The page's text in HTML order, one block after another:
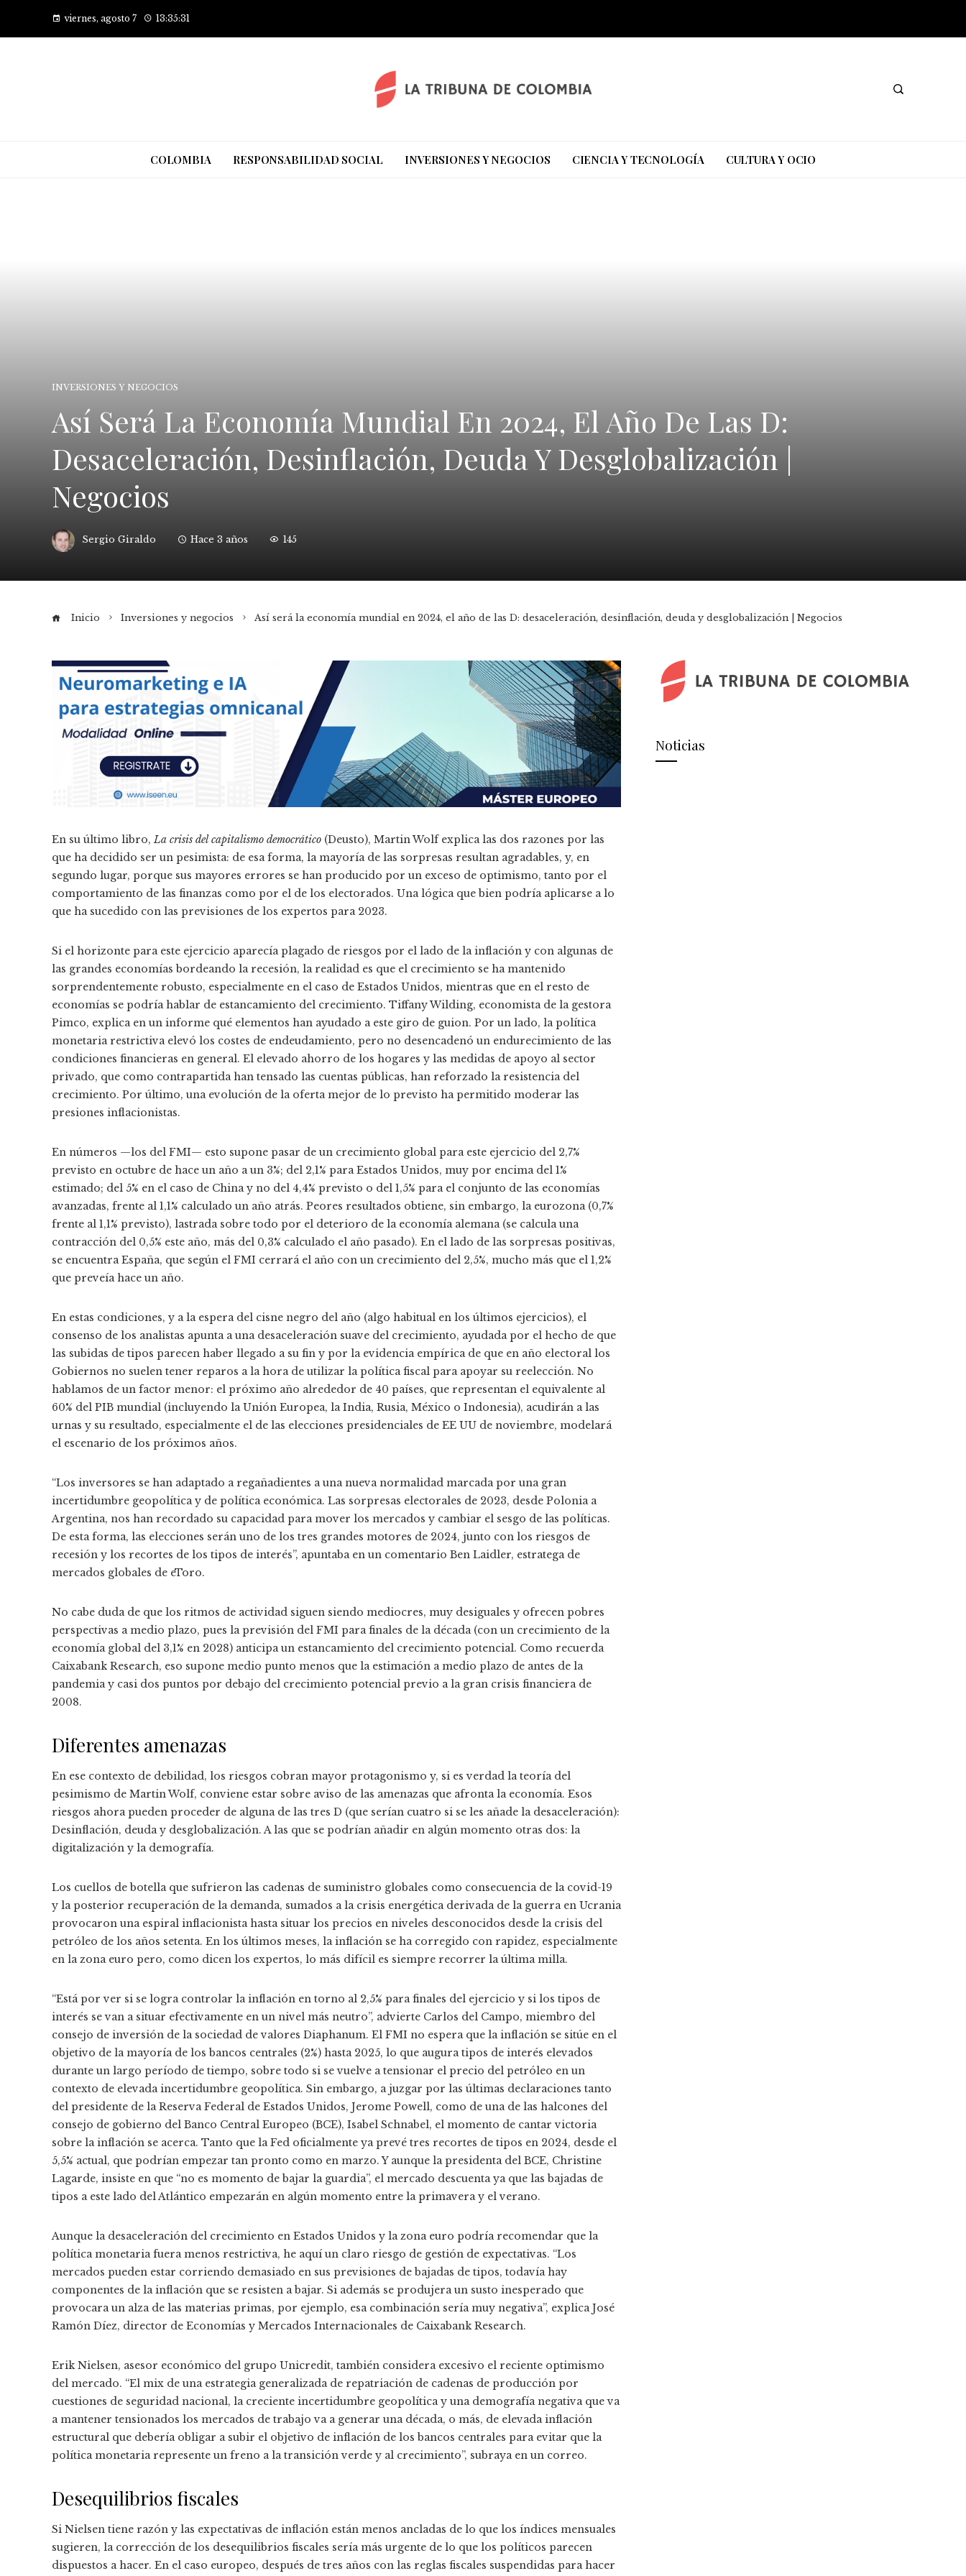
viernes, agosto 7 13:35:32
COLOMBIA RESPONSABILIDAD SOCIAL INVERSIONES Y NEGOCIOS CIENCIA Y TECNOLOGÍA CULTURA Y OCIO
INVERSIONES Y NEGOCIOS
Así Será La Economía Mundial En 2024, El Año De Las D:
Desaceleración, Desinflación, Deuda Y Desglobalización |
Negocios
Sergio Giraldo Hace 3 años 145
Inicio Inversiones y negocios Así será la economía mundial en 2024, el año de las D: desaceleración, desinflación, deuda y desglobalización | Negocios
En su último libro,La crisis del capitalismo democrático (Deusto), Martin Wolf explica las dos razones por las
que ha decidido ser un pesimista: de esa forma, la mayoría de las sorpresas resultan agradables, y, en
segundo lugar, porque sus mayores errores se han producido por un exceso de optimismo, tanto por el
comportamiento de las finanzas como por el de los electorados. Una lógica que bien podría aplicarse a lo
que ha sucedido con las previsiones de los expertos para 2023.
Si el horizonte para este ejercicio aparecía plagado de riesgos por el lado de la inflación y con algunas de
las grandes economías bordeando la recesión, la realidad es que el crecimiento se ha mantenido
sorprendentemente robusto, especialmente en el caso de Estados Unidos, mientras que en el resto de
economías se podría hablar de estancamiento del crecimiento. Tiffany Wilding, economista de la gestora
Pimco, explica en un informe qué elementos han ayudado a este giro de guion. Por un lado, la política
monetaria restrictiva elevó los costes de endeudamiento, pero no desencadenó un endurecimiento de las
condiciones financieras en general. El elevado ahorro de los hogares y las medidas de apoyo al sector
privado, que como contrapartida han tensado las cuentas públicas, han reforzado la resistencia del
crecimiento. Por último, una evolución de la oferta mejor de lo previsto ha permitido moderar las
presiones inflacionistas.
En números —los del FMI— esto supone pasar de un crecimiento global para este ejercicio del 2,7%
previsto en octubre de hace un año a un 3%; del 2,1% para Estados Unidos, muy por encima del 1%
estimado; del 5% en el caso de China y no del 4,4% previsto o del 1,5% para el conjunto de las economías
avanzadas, frente al 1,1% calculado un año atrás. Peores resultados obtiene, sin embargo, la eurozona (0,7%
frente al 1,1% previsto), lastrada sobre todo por el deterioro de la economía alemana (se calcula una
contracción del 0,5% este año, más del 0,3% calculado el año pasado). En el lado de las sorpresas positivas,
se encuentra España, que según el FMI cerrará el año con un crecimiento del 2,5%, mucho más que el 1,2%
que preveía hace un año.
En estas condiciones, y a la espera del cisne negro del año (algo habitual en los últimos ejercicios), el
consenso de los analistas apunta a una desaceleración suave del crecimiento, ayudada por el hecho de que
las subidas de tipos parecen haber llegado a su fin y por la evidencia empírica de que en año electoral los
Gobiernos no suelen tener reparos a la hora de utilizar la política fiscal para apoyar su reelección. No
hablamos de un factor menor: el próximo año alrededor de 40 países, que representan el equivalente al
60% del PIB mundial (incluyendo la Unión Europea, la India, Rusia, México o Indonesia), acudirán a las
urnas y su resultado, especialmente el de las elecciones presidenciales de EE UU de noviembre, modelará
el escenario de los próximos años.
“Los inversores se han adaptado a regañadientes a una nueva normalidad marcada por una gran
incertidumbre geopolítica y de política económica. Las sorpresas electorales de 2023, desde Polonia a
Argentina, nos han recordado su capacidad para mover los mercados y cambiar el sesgo de las políticas.
De esta forma, las elecciones serán uno de los tres grandes motores de 2024, junto con los riesgos de
recesión y los recortes de los tipos de interés”, apuntaba en un comentario Ben Laidler, estratega de
mercados globales de eToro.
No cabe duda de que los ritmos de actividad siguen siendo mediocres, muy desiguales y ofrecen pobres
perspectivas a medio plazo, pues la previsión del FMI para finales de la década (con un crecimiento de la
economía global del 3,1% en 2028) anticipa un estancamiento del crecimiento potencial. Como recuerda
Caixabank Research, eso supone medio punto menos que la estimación a medio plazo de antes de la
pandemia y casi dos puntos por debajo del crecimiento potencial previo a la gran crisis financiera de
2008.
Diferentes amenazas
En ese contexto de debilidad, los riesgos cobran mayor protagonismo y, si es verdad la teoría del
pesimismo de Martin Wolf, conviene estar sobre aviso de las amenazas que afronta la economía. Esos
riesgos ahora pueden proceder de alguna de las tres D (que serían cuatro si se les añade la desaceleración):
Desinflación, deuda y desglobalización. A las que se podrían añadir en algún momento otras dos: la
digitalización y la demografía.
Los cuellos de botella que sufrieron las cadenas de suministro globales como consecuencia de la covid-19
y la posterior recuperación de la demanda, sumados a la crisis energética derivada de la guerra en Ucrania
provocaron una espiral inflacionista hasta situar los precios en niveles desconocidos desde la crisis del
petróleo de los años setenta. En los últimos meses, la inflación se ha corregido con rapidez, especialmente
en la zona euro pero, como dicen los expertos, lo más difícil es siempre recorrer la última milla.
“Está por ver si se logra controlar la inflación en torno al 2,5% para finales del ejercicio y si los tipos de
interés se van a situar efectivamente en un nivel más neutro”, advierte Carlos del Campo, miembro del
consejo de inversión de la sociedad de valores Diaphanum. El FMI no espera que la inflación se sitúe en el
objetivo de la mayoría de los bancos centrales (2%) hasta 2025, lo que augura tipos de interés elevados
durante un largo período de tiempo, sobre todo si se vuelve a tensionar el precio del petróleo en un
contexto de elevada incertidumbre geopolítica. Sin embargo, a juzgar por las últimas declaraciones tanto
del presidente de la Reserva Federal de Estados Unidos, Jerome Powell, como de una de las halcones del
consejo de gobierno del Banco Central Europeo (BCE), Isabel Schnabel, el momento de cantar victoria
sobre la inflación se acerca. Tanto que la Fed oficialmente ya prevé tres recortes de tipos en 2024, desde el
5,5% actual, que podrían empezar tan pronto como en marzo. Y aunque la presidenta del BCE, Christine
Lagarde, insiste en que “no es momento de bajar la guardia”, el mercado descuenta ya que las bajadas de
tipos a este lado del Atlántico empezarán en algún momento entre la primavera y el verano.
Aunque la desaceleración del crecimiento en Estados Unidos y la zona euro podría recomendar que la
política monetaria fuera menos restrictiva, he aquí un claro riesgo de gestión de expectativas. “Los
mercados pueden estar corriendo demasiado en sus previsiones de bajadas de tipos, todavía hay
componentes de la inflación que se resisten a bajar. Si además se produjera un susto inesperado que
provocara un alza de las materias primas, por ejemplo, esa combinación sería muy negativa”, explica José
Ramón Díez, director de Economías y Mercados Internacionales de Caixabank Research.
Erik Nielsen, asesor económico del grupo Unicredit, también considera excesivo el reciente optimismo
del mercado. “El mix de una estrategia generalizada de repatriación de cadenas de producción por
cuestiones de seguridad nacional, la creciente incertidumbre geopolítica y una demografía negativa que va
a mantener tensionados los mercados de trabajo va a generar una década, o más, de elevada inflación
estructural que debería obligar a subir el objetivo de inflación de los bancos centrales para evitar que la
política monetaria represente un freno a la transición verde y al crecimiento”, subraya en un correo.
Desequilibrios fiscales
Si Nielsen tiene razón y las expectativas de inflación están menos ancladas de lo que los índices mensuales
sugieren, la corrección de los desequilibrios fiscales sería más urgente de lo que los políticos parecen
dispuestos a hacer. En el caso europeo, después de tres años con las reglas fiscales suspendidas para hacer
Noticias